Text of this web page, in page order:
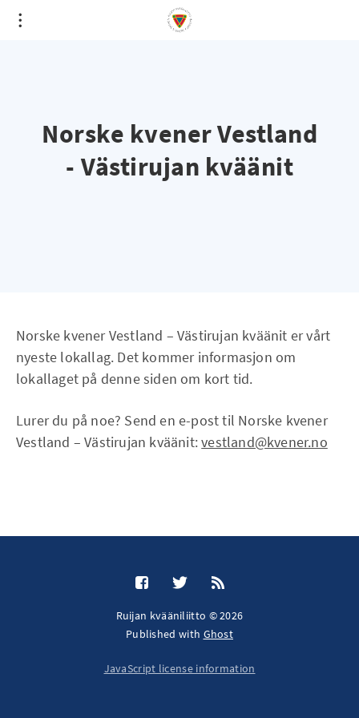
Norske kvener Vestland
- Västirujan kväänit
Norske kvener Vestland – Västirujan kväänit er vårt
nyeste lokallag. Det kommer informasjon om
lokallaget på denne siden om kort tid.
Lurer du på noe? Send en e-post til Norske kvener
Vestland – Västirujan kväänit:vestland@kvener.no
Ruijan kvääniliitto © 2026
Published with Ghost
JavaScript license information